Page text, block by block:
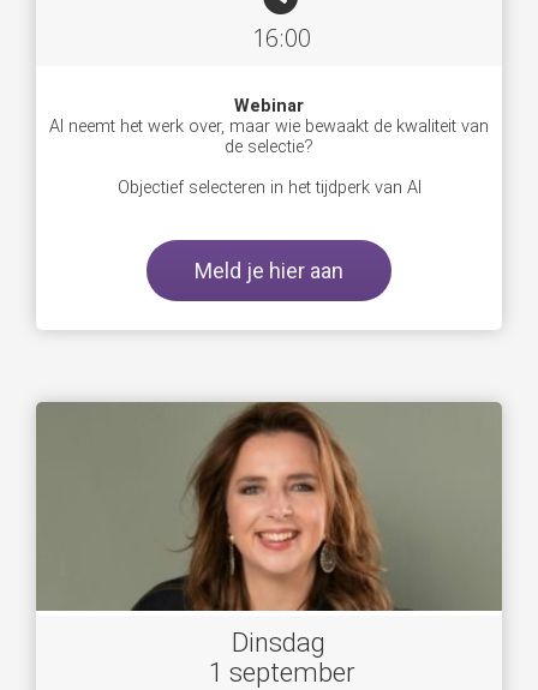
16:00
Webinar
AI neemt het werk over, maar wie bewaakt de kwaliteit van
de selectie?
Objectief selecteren in het tijdperk van AI
Meld je hier aan
Dinsdag
1 september